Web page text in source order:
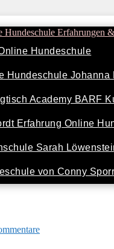
Hundeschule Erfahrungen
Hundeschule
Hundeschule Johanna
Academy BARF
Erfahrung Online
Sarah
von Conny